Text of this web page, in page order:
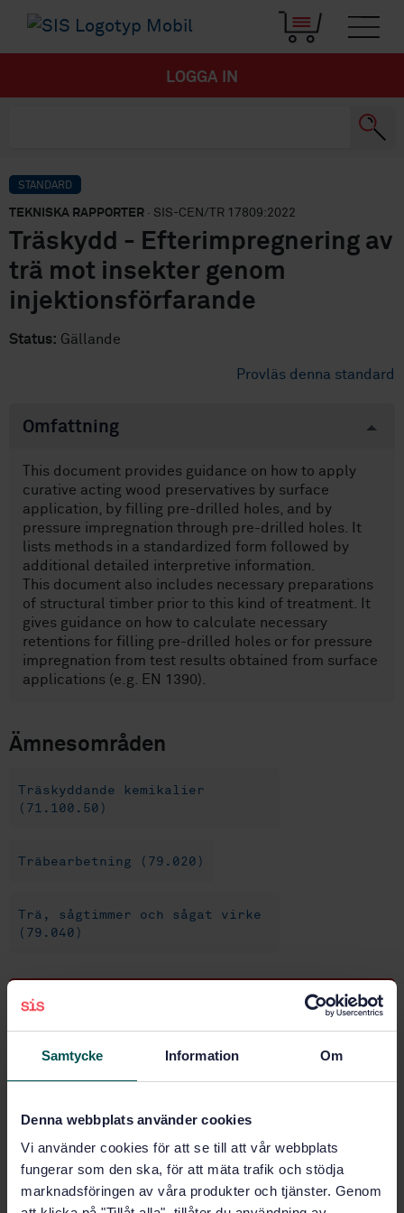
Samtycke Information Om
Denna webbplats använder cookies
Vi använder cookies för att se till att vår webbplats
fungerar som den ska, för att mäta trafik och stödja
marknadsföringen av våra produkter och tjänster. Genom
LOGGA IN
STANDARD
TEKNISKA RAPPORTER · SIS-CEN/TR 17809:2022
Träskydd - Efterimpregnering av
trä mot insekter genom
injektionsförfarande
Status: Gällande
Provläs denna standard
Omfattning
This document provides guidance on how to apply
curative acting wood preservatives by surface
application, by filling pre-drilled holes, and by
pressure impregnation through pre-drilled holes. It
lists methods in a standardized form followed by
additional detailed interpretive information.
This document also includes necessary preparations
of structural timber prior to this kind of treatment. It
gives guidance on how to calculate necessary
retentions for filling pre-drilled holes or for pressure
impregnation from test results obtained from surface
applications (e.g. EN 1390).
Ämnesområden
Träskyddande kemikalier
(71.100.50)
Träbearbetning (79.020)
Trä, sågtimmer och sågat virke
(79.040)
Köp denna standard
genom injektionsförfarande
Prenumerera på standarden - Läs mer
Pris: 789 SEK